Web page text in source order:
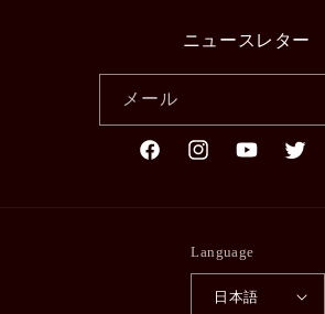
ニュースレター
メール
FacebookInstagramYouTubeTwitter
Language
日本語